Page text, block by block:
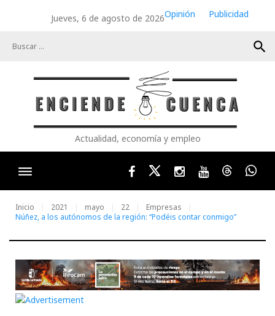
Jueves, 6 de agosto de 2026Opinión
Publicidad
search
Actualidad, economía y empleo
FacebookTwitterInstagram
YoutubeThreads
Inicio 2021 mayo 22
Empresas
Núñez, a los autónomos de la región: “Podéis contar conmigo”